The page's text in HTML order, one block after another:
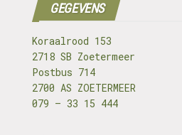
GEGEVENS
Koraalrood 153
2718 SB Zoetermeer
Postbus 714
2700 AS ZOETERMEER
079 – 33 15 444